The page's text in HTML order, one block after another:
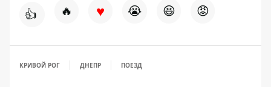
👍 🔥 ♥ 😭 😆 😡
КРИВОЙ РОГ ДНЕПР ПОЕЗД